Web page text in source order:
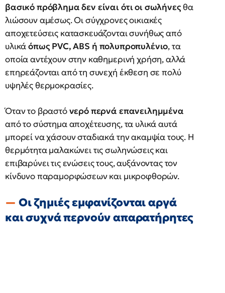
βασικό πρόβλημα δεν είναι ότι οι σωλήνεςθα
λιώσουν αμέσως. Οι σύγχρονες οικιακές
αποχετεύσεις κατασκευάζονται συνήθως από
υλικάόπωςPVC, ABS ή πολυπροπυλένιο, τα
οποία αντέχουν στην καθημερινή χρήση, αλλά
επηρεάζονται από τη συνεχή έκθεση σε πολύ
υψηλές θερμοκρασίες.
Όταν το βραστόνερό περνά επανειλημμένα
από το σύστημα αποχέτευσης, τα υλικά αυτά
μπορεί να χάσουν σταδιακά την ακαμψία τους. Η
θερμότητα μαλακώνει τις σωληνώσεις και
επιβαρύνει τις ενώσεις τους, αυξάνοντας τον
κίνδυνο παραμορφώσεων και μικροφθορών.
Οι ζημιές εμφανίζονται αργά
και συχνά περνούν απαρατήρητες